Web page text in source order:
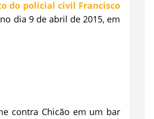
do policial civil Francisco
dia 9 de abril de 2015, em
contra Chicão em um bar